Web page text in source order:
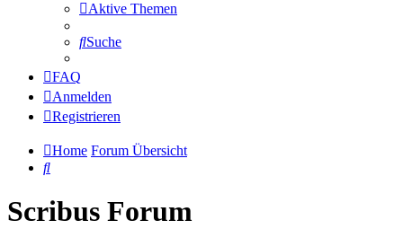
Aktive Themen
Suche
FAQ
Anmelden
Registrieren
Home Forum Übersicht
Suche
Scribus Forum